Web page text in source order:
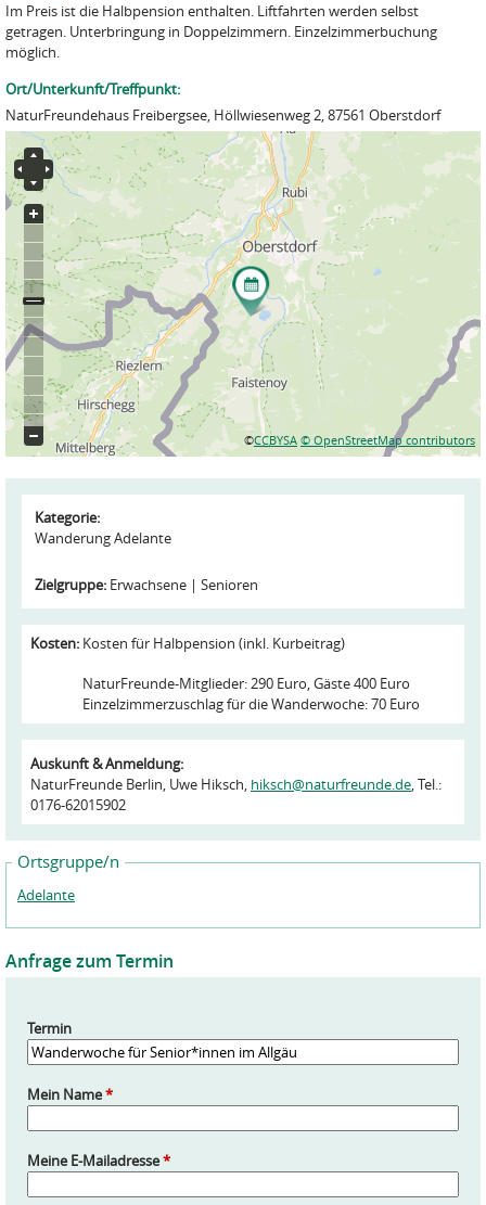
Im Preis ist die Halbpension enthalten. Liftfahrten werden selbst
getragen. Unterbringung in Doppelzimmern. Einzelzimmerbuchung
möglich.
Ort/Unterkunft/Treffpunkt:
NaturFreundehaus Freibergsee, Höllwiesenweg 2, 87561 Oberstdorf
©CCBYSA © OpenStreetMap contributors
Kategorie:
Wanderung Adelante
Zielgruppe: Erwachsene Senioren
Kosten: Kosten für Halbpension (inkl. Kurbeitrag)
NaturFreunde-Mitglieder: 290 Euro, Gäste 400 Euro
Einzelzimmerzuschlag für die Wanderwoche: 70 Euro
Auskunft & Anmeldung:
NaturFreunde Berlin, Uwe Hiksch, hiksch@naturfreunde.de, Tel.:
0176-62015902
Ortsgruppe/n
Adelante
Anfrage zum Termin
Termin
Mein Name*
Meine E-Mailadresse*